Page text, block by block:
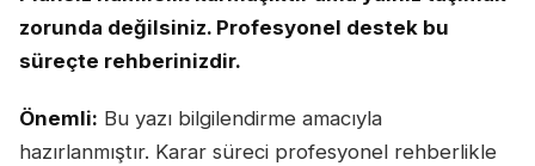
zorunda değilsiniz. Profesyonel destek bu
süreçte rehberinizdir.
Önemli: Bu yazı bilgilendirme amacıyla
hazırlanmıştır. Karar süreci profesyonel rehberlikle